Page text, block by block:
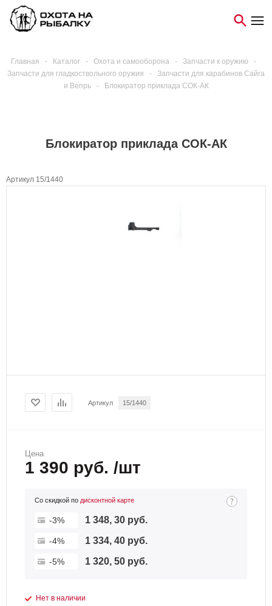
Главная - Каталог - Охота и самооборона - Запчасти к оружию
-
Запчасти для гладкоствольного оружия
-
Запчасти для карабинов Сайга
и Вепрь
- Блокиратор приклада СОК-АК
Блокиратор приклада СОК-АК
Артикул 15/1440
Артикул 15/1440
Цена
1 390 руб. /шт
Со скидкой по дисконтной карте
-3% 1 348, 30 руб.
-4% 1 334, 40 руб.
-5% 1 320, 50 руб.
Нет в наличии